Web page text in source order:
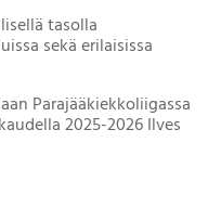
tasolla
sekä erilaisissa
Parajääkiekkoliigassa
2025-2026 Ilves